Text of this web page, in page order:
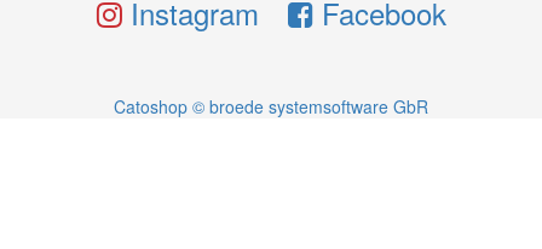
Instagram Facebook
Catoshop © broede systemsoftware GbR